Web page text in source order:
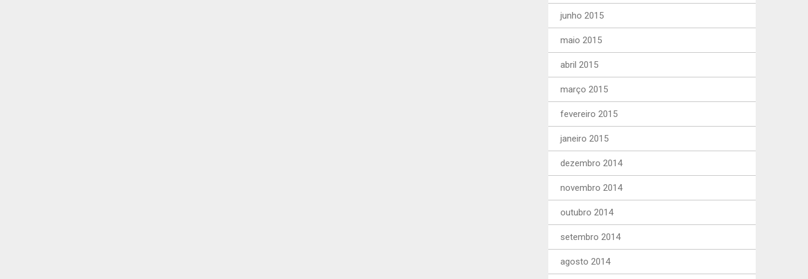
junho 2015
maio 2015
abril 2015
março 2015
fevereiro 2015
janeiro 2015
dezembro 2014
novembro 2014
outubro 2014
setembro 2014
agosto 2014